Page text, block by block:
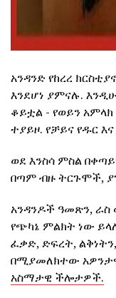
አንዳንድ የከረረ
እንደሆነ ያምናሉ.
ቆይቷል - የወይን አምላክ
ተያይዞ. የቻይና የዱር
ወደ እንስሳ ምስል
በጣም ብዙ ትርጉሞች,
አንዳንዶች ዓመጽን, ራስ
የጭካኔ ምልክት ነው
ፈቃድ, ድፍረት,
በሚያመለክተው
አስማታዊ ችሎታዎች.